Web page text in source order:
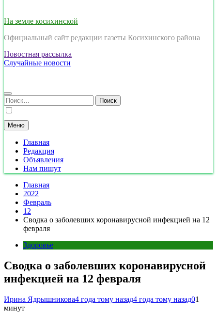
На земле косихинской
Официальный сайт редакции газеты Косихинского района
Новостная рассылка
Случайные новости
Найти:
Меню
Главная
Редакция
Объявления
Нам пишут
Главная
2022
Февраль
12
Сводка о заболевших коронавирусной инфекцией на 12
февраля
Здоровье
Сводка о заболевших коронавирусной
инфекцией на 12 февраля
Ирина Ядрышникова4 года тому назад4 года тому назад01
минут